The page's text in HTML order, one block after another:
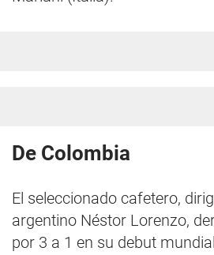
De Colombia
El seleccionado cafetero,
argentino Néstor Lorenzo,
por 3 a 1 en su debut